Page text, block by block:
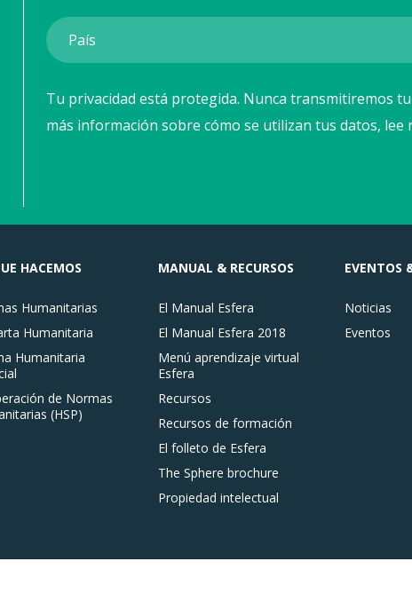
Tu privacidad está protegida. Nunca transmitiremos
más información sobre cómo se utilizan tus datos, lee
HACEMOS
Humanitarias
Humanitaria
Humanitaria
de Normas
(HSP)
MANUAL & RECURSOS
El Manual Esfera
El Manual Esfera 2018
Menú aprendizaje virtual
Esfera
Recursos
Recursos de formación
El folleto de Esfera
The Sphere brochure
Propiedad intelectual
EVENTOS
Noticias
Eventos